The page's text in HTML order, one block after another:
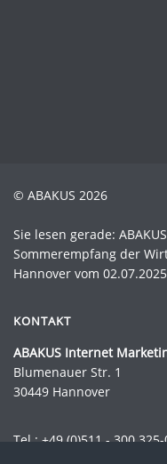
© ABAKUS 2026
Sie lesen gerade:
Sommerempfang der
Hannover vom 02.07.2025
KONTAKT
ABAKUS Internet
Blumenauer Str. 1
30449 Hannover
Tel.: +49 (0)511 - 300